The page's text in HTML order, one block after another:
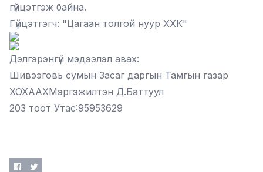
гүйцэтгэж байна.
Гүйцэтгэгч: "Цагаан толгой нуур ХХК"
Дэлгэрэнгүй мэдээлэл авах:
Шивээговь сумын Засаг даргын Тамгын газар
ХОХААХМэргэжилтэн Д.Баттуул
203 тоот Утас:95953629